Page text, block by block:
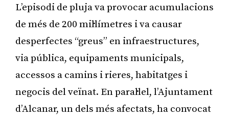
L’episodi de pluja va provocar acumulacions
de més de 200 mil·límetres i va causar
desperfectes “greus” en infraestructures,
via pública, equipaments municipals,
accessos a camins i rieres, habitatges i
negocis del veïnat. En paral·lel, l’Ajuntament
d’Alcanar, un dels més afectats, ha convocat